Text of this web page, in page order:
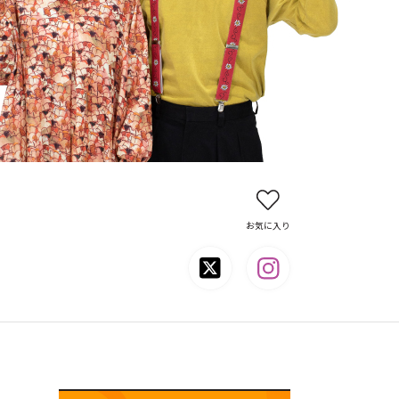
お気に入り